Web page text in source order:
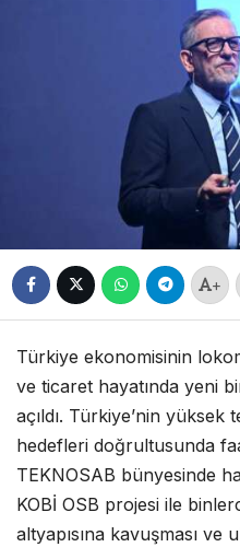
+
Türkiye ekonomisinin
ve ticaret hayatında yeni
açıldı. Türkiye’nin
hedefleri doğrultusunda
TEKNOSAB bünyesinde
KOBİ OSB projesi ile
altyapısına kavuşması